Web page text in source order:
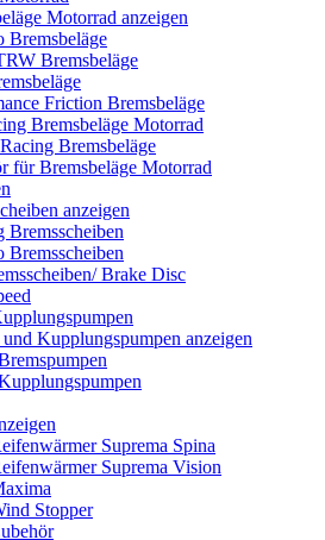
Motorrad anzeigen
Bremsbeläge
Bremsbeläge
Friction Bremsbeläge
Bremsbeläge Motorrad
Bremsbeläge
für Bremsbeläge Motorrad
anzeigen
Bremsscheiben
Bremsscheiben
Brake Disc
Kupplungspumpen anzeigen
Suprema Spina
Suprema Vision
Stopper